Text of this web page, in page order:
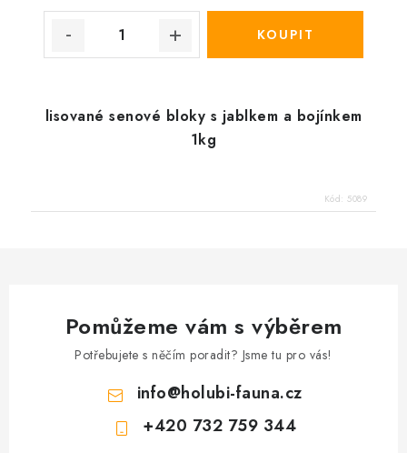
lisované senové bloky s jablkem a bojínkem
1kg
Kód: 5089
Pomůžeme vám s výběrem
Potřebujete s něčím poradit? Jsme tu pro vás!
info@holubi-fauna.cz
+420 732 759 344